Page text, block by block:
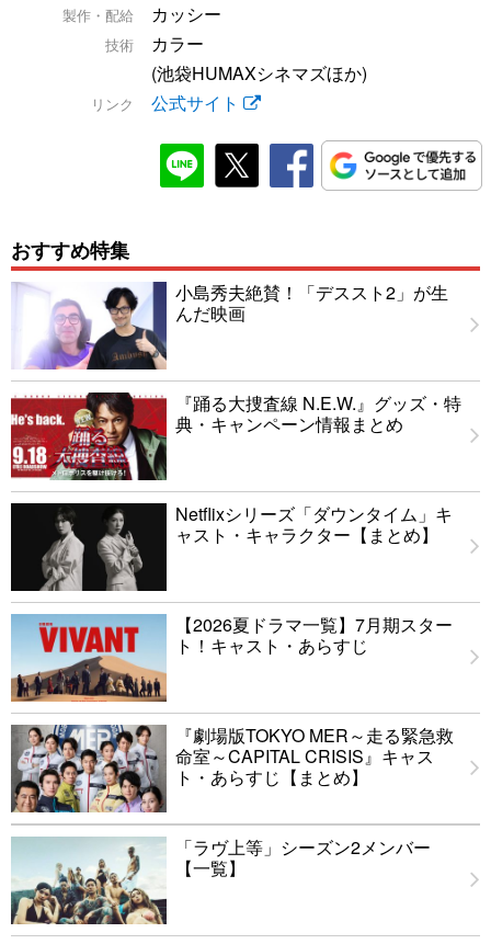
製作・配給 カッシー
技術
カラー
(池袋HUMAXシネマズほか)
リンク 公式サイト
おすすめ特集
小島秀夫絶賛！「デススト2」が生
んだ映画
『踊る大捜査線 N.E.W.』グッズ・特
典・キャンペーン情報まとめ
Netflixシリーズ「ダウンタイム」キ
ャスト・キャラクター【まとめ】
【2026夏ドラマ一覧】7月期スター
ト！キャスト・あらすじ
『劇場版TOKYO MER～走る緊急救
命室～CAPITAL CRISIS』キャス
ト・あらすじ【まとめ】
「ラヴ上等」シーズン2メンバー
【一覧】